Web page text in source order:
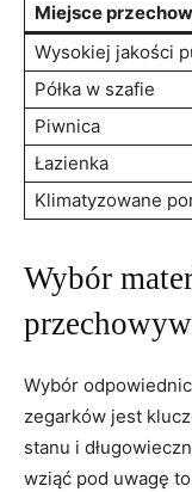
Miejsce
Wysokiej jakości
Półka w szafie
Piwnica
Łazienka
Klimatyzowane
Wybór
Wybór
zegarków jest
stanu i
wziąć⁤ pod uwagę